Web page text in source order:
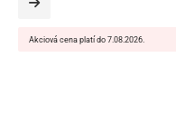
Akciová cena platí do 7.08.2026.